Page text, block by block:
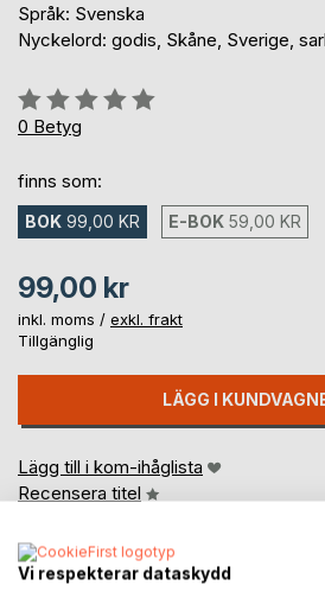
Språk: Svenska
Nyckelord: godis, Skåne, Sverige,
Betyg::
0%
0 Betyg
finns som:
BOK 99,00 KR E-BOK 59,00 KR
99,00 kr
inkl. moms / exkl. frakt
Tillgänglig
LÄGG I
Lägg till i kom-ihåglista
Recensera titel
Vi respekterar dataskydd